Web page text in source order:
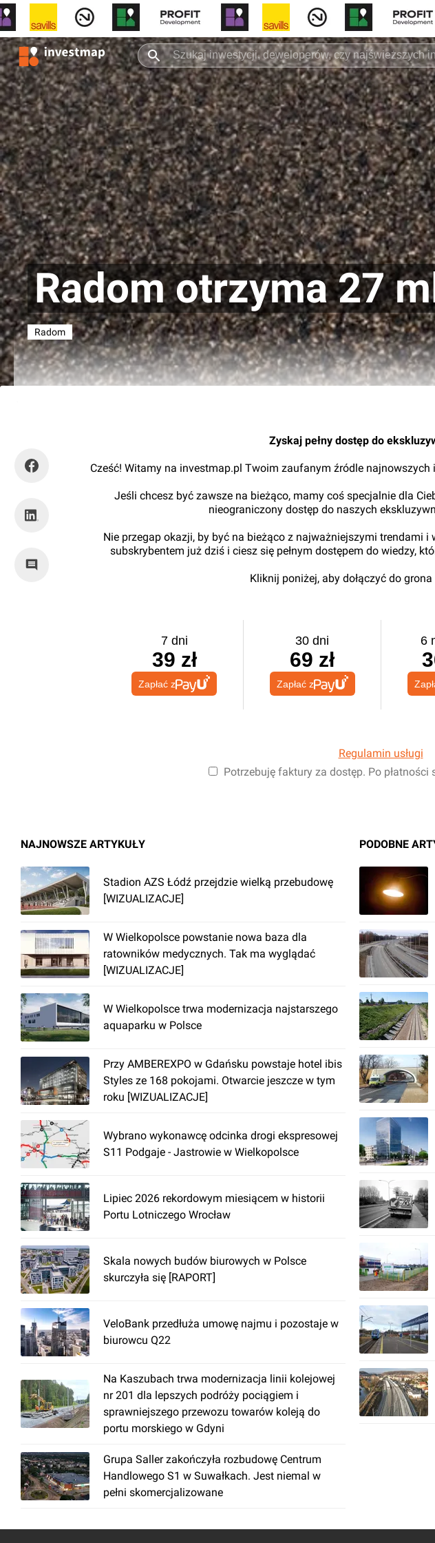
Radom otrzyma 27
Radom
Zyskaj pełny dostęp do
Cześć! Witamy na investmap.pl Twoim zaufanym źródle
Jeśli chcesz być zawsze na bieżąco, mamy coś specjalnie dla
nieograniczony dostęp do naszych
Nie przegap okazji, by być na bieżąco z najważniejszymi trendami
subskrybentem już dziś i ciesz się pełnym dostępem do wiedzy,
Kliknij poniżej, aby dołączyć do
7 dni
39 zł
Zapłać z
30 dni
69 zł
Zapłać z
6
Regulamin usługi
Potrzebuję faktury za dostęp. Po płatności
NAJNOWSZE ARTYKUŁY
Stadion AZS Łódź przejdzie wielką przebudowę
[WIZUALIZACJE]
W Wielkopolsce powstanie nowa baza dla
ratowników medycznych. Tak ma wyglądać
[WIZUALIZACJE]
W Wielkopolsce trwa modernizacja najstarszego
aquaparku w Polsce
Przy AMBEREXPO w Gdańsku powstaje hotel ibis
Styles ze 168 pokojami. Otwarcie jeszcze w tym
roku [WIZUALIZACJE]
Wybrano wykonawcę odcinka drogi ekspresowej
S11 Podgaje - Jastrowie w Wielkopolsce
Lipiec 2026 rekordowym miesiącem w historii
Portu Lotniczego Wrocław
Skala nowych budów biurowych w Polsce
skurczyła się [RAPORT]
VeloBank przedłuża umowę najmu i pozostaje w
biurowcu Q22
Na Kaszubach trwa modernizacja linii kolejowej
nr 201 dla lepszych podróży pociągiem i
sprawniejszego przewozu towarów koleją do
portu morskiego w Gdyni
Grupa Saller zakończyła rozbudowę Centrum
Handlowego S1 w Suwałkach. Jest niemal w
pełni skomercjalizowane
PODOBNE